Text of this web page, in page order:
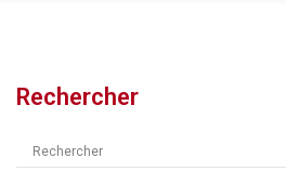
Rechercher